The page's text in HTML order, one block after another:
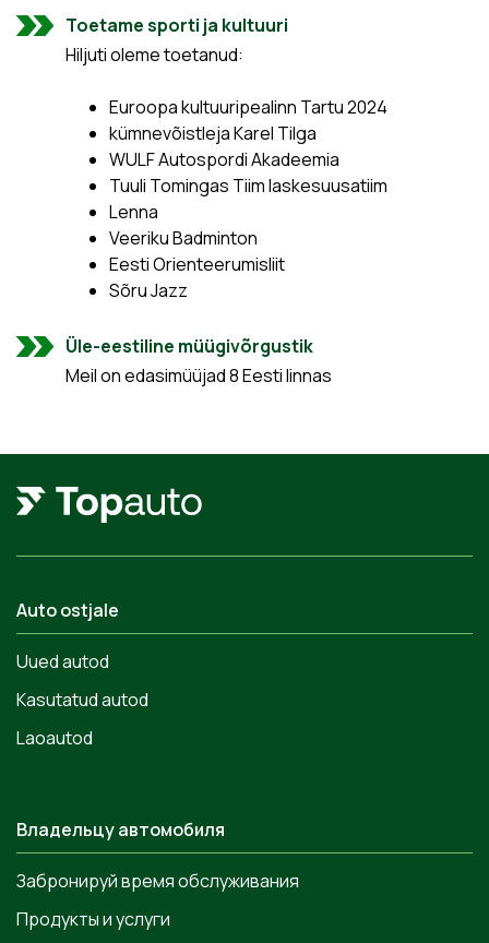
Toetame sporti ja kultuuri
Hiljuti oleme toetanud:
Euroopa kultuuripealinn Tartu 2024
kümnevõistleja Karel Tilga
WULF Autospordi Akadeemia
Tuuli Tomingas Tiim laskesuusatiim
Lenna
Veeriku Badminton
Eesti Orienteerumisliit
Sõru Jazz
Üle-eestiline müügivõrgustik
Meil on edasimüüjad 8 Eesti linnas
Auto ostjale
Uued autod
Kasutatud autod
Laoautod
Владельцу автомобиля
Забронируй время обслуживания
Продукты и услуги